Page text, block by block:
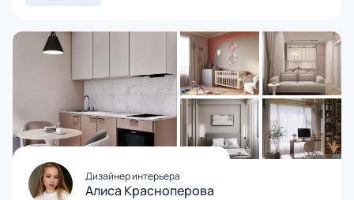
Дизайнер интерьера
Алиса Красноперова